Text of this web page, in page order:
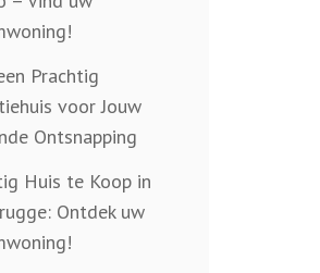
Prachtig
voor Jouw
Ontsnapping
Huis te Koop in
Ontdek uw